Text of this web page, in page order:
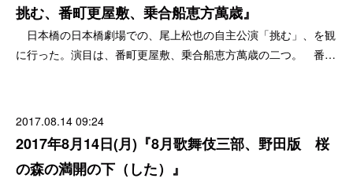
挑む、番町更屋敷、乗合船恵方萬歳』
日本橋の日本橋劇場での、尾上松也の自主公演「挑む」、を観
に行った。演目は、番町更屋敷、乗合船恵方萬歳の二つ。 番…
2017.08.14 09:24
2017年8月14日(月)『8月歌舞伎三部、野田版 桜
の森の満開の下（した）』